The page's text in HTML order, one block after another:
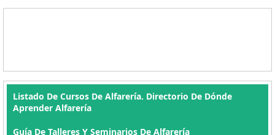
Listado De Cursos De Alfarería. Directorio De Dónde
Aprender Alfarería
Guía De Talleres Y Seminarios De Alfarería